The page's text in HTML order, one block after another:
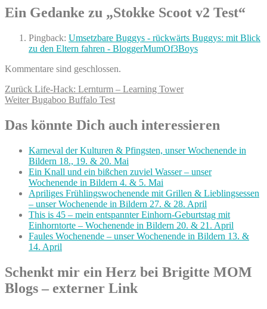
Ein Gedanke zu „Stokke Scoot v2 Test“
Pingback: Umsetzbare Buggys - rückwärts Buggys: mit Blick
zu den Eltern fahren - BloggerMumOf3Boys
Kommentare sind geschlossen.
Beitragsnavigation
Zurück Vorheriger
Beitrag:
Life-Hack: Lernturm – Learning Tower
Weiter Nächster
Bugaboo Buffalo Test
Das könnte Dich auch interessieren
Karneval der Kulturen & Pfingsten, unser Wochenende in
Bildern 18., 19. & 20. Mai
Ein Knall und ein bißchen zuviel Wasser – unser
Wochenende in Bildern 4. & 5. Mai
Apriliges Frühlingswochenende mit Grillen & Lieblingsessen
– unser Wochenende in Bildern 27. & 28. April
This is 45 – mein entspannter Einhorn-Geburtstag mit
Einhorntorte – Wochenende in Bildern 20. & 21. April
Faules Wochenende – unser Wochenende in Bildern 13. &
14. April
Schenkt mir ein Herz bei Brigitte MOM
Blogs – externer Link